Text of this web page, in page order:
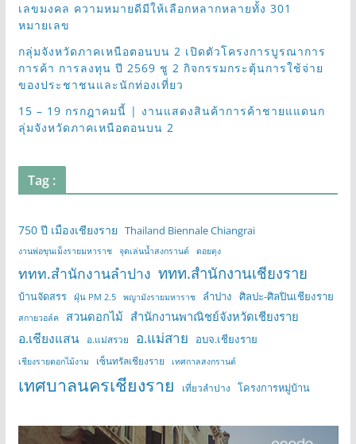
เลขมงคล ความหมายดีมีให้เลือกหลากหลายทั้ง 301
หมายเลข
กลุ่มจังหวัดภาคเหนือตอนบน 2 เปิดตัวโครงการบูรณาการ
การค้า การลงทุน ปี 2569 ชู 2 กิจกรรมกระตุ้นการใช้จ่าย
ของประชาชนและนักท่องเที่ยว
15 – 19 กรกฎาคมนี้ | งานแสดงสินค้าการค้าชายแแดนก
ลุ่มจังหวัดภาคเหนือตอนบน 2
Tag :
750 ปี เมืองเชียงราย Thailand Biennale Chiangrai
งานพ่อขุนเม็งรายมหาราช จุดเล่นน้ำสงกรานต์ ดอยตุง
ททท.สำนักงานลำปาง ททท.สำนักงานเชียงราย
บ้านจัดสรร ฝุ่น PM 2.5 พญามังรายมหาราช ลำปาง ศิลปะ-ศิลปินเชียงราย
สกายวอล์ค สวนดอกไม้ สำนักงานพาณิชย์จังหวัดเชียงราย
อ.เชียงแสน อ.แม่สรวย อ.แม่สาย อบจ.เชียงราย
เชียงรายดอกไม้งาม เซ็นทรัลเชียงราย เทศกาลสงกรานต์
เทศบาลนครเชียงราย เที่ยวลำปาง โครงการหมู่บ้าน